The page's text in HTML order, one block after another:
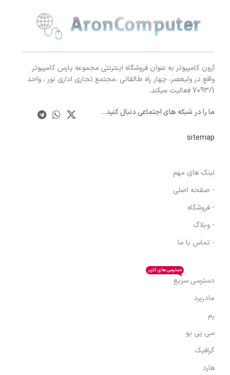
آرون کامپیوتر به عنوان فروشگاه اینترنتی مجموعه پارس کامپیوتر
واقع در ولیعصر، چهار راه طالقانی ،مجتمع تجاری اداری نور ، واحد
7093/1 فعالیت میکند.
ما را در شبکه های اجتماعی دنبال کنید...
sitemap
لینک های مهم
- صفحه اصلی
- فروشگاه
- وبلاگ
- تماس با ما
دسترسی سریع
دسترسی های کاربر
مادربرد
رم
سی پی یو
گرافیک
هارد